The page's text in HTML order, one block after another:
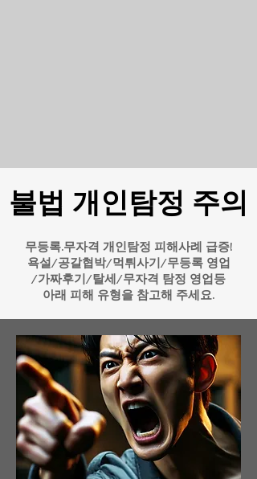
​불법 개인탐정 주의
무등록.무자격 개인탐정 피해사례 급증!
욕설/공갈협박/먹튀사기/무등록 영업
/가짜후기/탈세/무자격 탐정 영업등
​아래 피해 유형을 참고해 주세요.